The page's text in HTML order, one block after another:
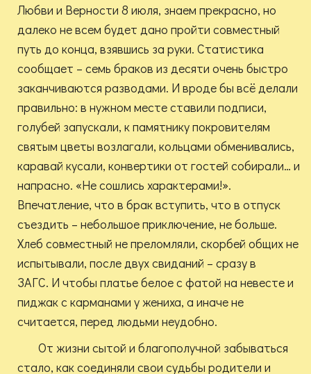
Любви и Верности 8 июля, знаем прекрасно, но
далеко не всем будет дано пройти совместный
путь до конца, взявшись за руки. Статистика
сообщает – семь браков из десяти очень быстро
заканчиваются разводами. И вроде бы всё делали
правильно: в нужном месте ставили подписи,
голубей запускали, к памятнику покровителям
святым цветы возлагали, кольцами обменивались,
каравай кусали, конвертики от гостей собирали… и
напрасно. «Не сошлись характерами!».
Впечатление, что в брак вступить, что в отпуск
съездить – небольшое приключение, не больше.
Хлеб совместный не преломляли, скорбей общих не
испытывали, после двух свиданий – сразу в
ЗАГС. И чтобы платье белое с фатой на невесте и
пиджак с карманами у жениха, а иначе не
считается, перед людьми неудобно.
От жизни сытой и благополучной забываться
стало, как соединяли свои судьбы родители и